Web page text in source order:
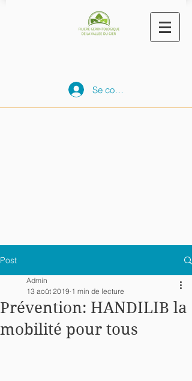
Se connecter
Post
Prévention: HANDILIB la
mobilité pour tous
Admin
13 août 2019 1 min de lecture